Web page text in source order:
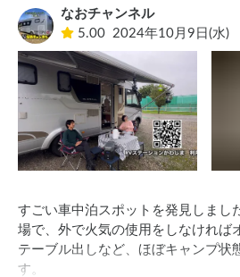
なおチャンネル
5.00 2024年10月9日(水)
すごい車中泊スポットを発見しまし
場で、外で火気の使用をしなければ
テーブル出しなど、ほぼキャンプ状
す。